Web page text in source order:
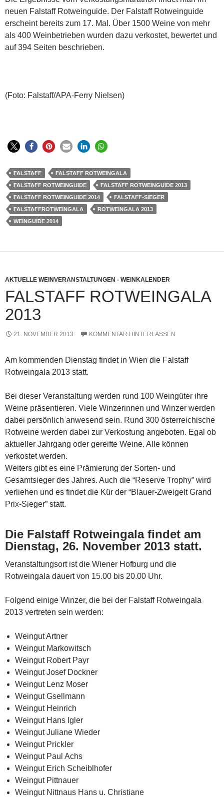
neuen Falstaff Rotweinguide. Der Falstaff Rotweinguide
erscheint bereits zum 17. Mal. Über 1500 Weine von mehr
als 400 Weinbetrieben wurden dazu verkostet, bewertet und
auf 394 Seiten beschrieben.
(Foto: Falstaff/APA-Ferry Nielsen)
FALSTAFF
FALSTAFF ROTWEINGALA
FALSTAFF ROTWEINGUIDE
FALSTAFF ROTWEINGUIDE 2013
FALSTAFF ROTWEINGUIDE 2014
FALSTAFF-SIEGER
FALSTAFFROTWEINGALA
ROTWEINGALA 2013
WEINGUIDE 2014
AKTUELLE WEINVERANSTALTUNGEN - WEINKALENDER
FALSTAFF ROTWEINGALA
2013
21. NOVEMBER 2013 KOMMENTAR HINTERLASSEN
Am kommenden Dienstag findet in Wien die Falstaff
Rotweingala 2013 statt.
Bei dieser Veranstaltung werden rund 100 Weingüter ihre
Weine präsentieren. Viele Winzerinnen und Winzer werden
dabei persönlich anwesend sein. Rund 300 österreichische
Rotweine werden dabei zur Verkostung angeboten. Egal ob
aktueller Jahrgang oder gereifte Weine. Alle können
verkostet werden.
Weiters gibt es eine Prämierung der Sorten- und
Gesamtsieger des Jahres. Auch die “Reserve Trophy” wird
verliehen und es findet die Kür der “Blauer-Zweigelt Grand
Prix-Sieger” statt.
Die Falstaff Rotweingala findet am
Dienstag, 26. November 2013 statt.
Veranstaltungsort ist die Wiener Hofburg und die
Rotweingala dauert von 15.00 bis 20.00 Uhr.
Folgend einige Winzer, die bei der Falstaff Rotweingala
2013 vertreten sein werden:
Weingut Artner
Weingut Markowitsch
Weingut Robert Payr
Weingut Josef Dockner
Weingut Lenz Moser
Weingut Gsellmann
Weingut Heinrich
Weingut Hans Igler
Weingut Juliane Wieder
Weingut Prickler
Weingut Paul Achs
Weingut Erich Scheiblhofer
Weingut Pittnauer
Weingut Nittnaus Hans u. Christiane